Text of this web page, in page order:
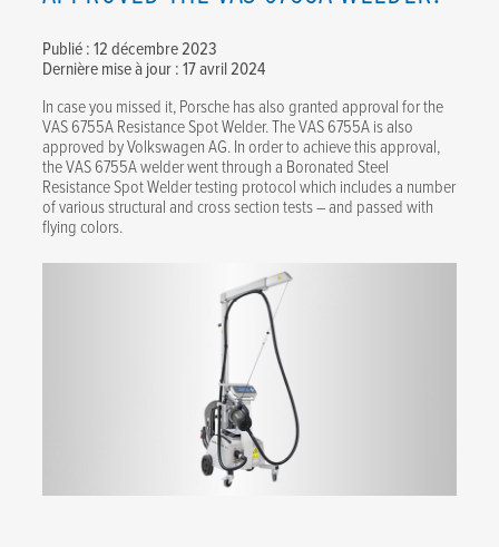
Publié : 12 décembre 2023
Dernière mise à jour : 17 avril 2024
In case you missed it, Porsche has also granted approval for the
VAS 6755A Resistance Spot Welder. The VAS 6755A is also
approved by Volkswagen AG. In order to achieve this approval,
the VAS 6755A welder went through a Boronated Steel
Resistance Spot Welder testing protocol which includes a number
of various structural and cross section tests – and passed with
flying colors.